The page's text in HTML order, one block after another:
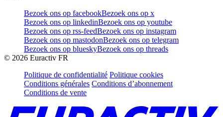
Bezoek ons op facebookBezoek ons op x
Bezoek ons op linkedinBezoek ons op youtube
Bezoek ons op rss-feedBezoek ons op instagram
Bezoek ons op mastodonBezoek ons op telegram
Bezoek ons op blueskyBezoek ons op threads
© 2026 Euractiv FR
Politique de confidentialité Politique cookies
Conditions générales Conditions d’abonnement
Conditions de vente